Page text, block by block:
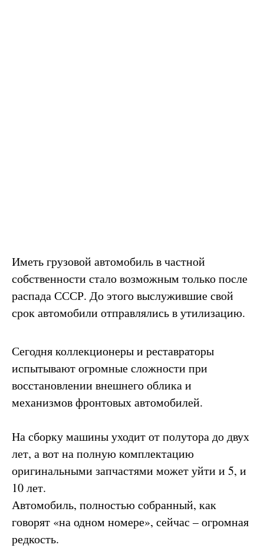
Иметь грузовой автомобиль в частной
собственности стало возможным только после
распада СССР. До этого выслужившие свой
срок автомобили отправлялись в утилизацию.
Сегодня коллекционеры и реставраторы
испытывают огромные сложности при
восстановлении внешнего облика и
механизмов фронтовых автомобилей.
На сборку машины уходит от полутора до двух
лет, а вот на полную комплектацию
оригинальными запчастями может уйти и 5, и
10 лет.
Автомобиль, полностью собранный, как
говорят «на одном номере», сейчас – огромная
редкость.